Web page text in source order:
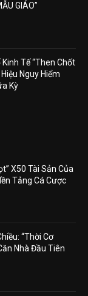
GIÁO”
Tế “Then Chốt
Nguy Hiểm
Kỳ
X50 Tài Sản Của
Tảng Cá Cược
“Thời Cơ
Nhà Đầu Tiên